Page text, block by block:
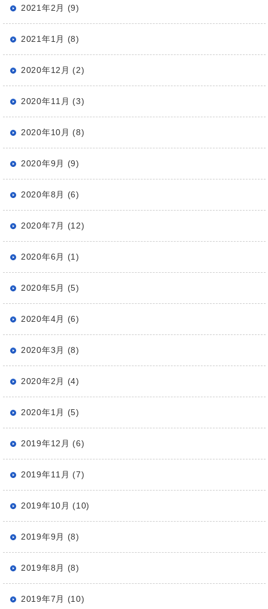
2021年2月 (9)
2021年1月 (8)
2020年12月 (2)
2020年11月 (3)
2020年10月 (8)
2020年9月 (9)
2020年8月 (6)
2020年7月 (12)
2020年6月 (1)
2020年5月 (5)
2020年4月 (6)
2020年3月 (8)
2020年2月 (4)
2020年1月 (5)
2019年12月 (6)
2019年11月 (7)
2019年10月 (10)
2019年9月 (8)
2019年8月 (8)
2019年7月 (10)